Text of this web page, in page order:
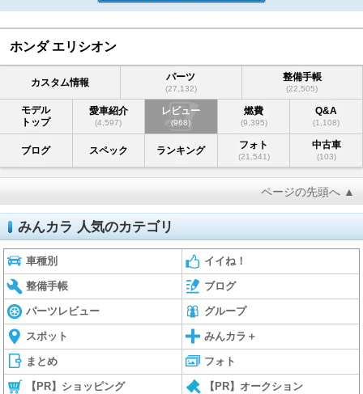
ホンダ エリシオン
カスタム情報 パーツ
(27,132)
整備手帳
(22,505)
モデル
トップ
愛車紹介
(4,597)
レビュー
(968)
燃費
(9,395)
Q&A
(1,108)
ブログ スペック ランキング フォト
(21,541)
中古車
(103)
ページの先頭へ ▲
みんカラ 人気のカテゴリ
車種別 イイね！
整備手帳 ブログ
パーツレビュー グループ
スポット みんカラ＋
まとめ フォト
【PR】ショッピング 【PR】オークション